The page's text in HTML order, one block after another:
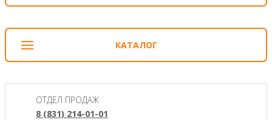
КАТАЛОГ
ОТДЕЛ ПРОДАЖ
8 (831) 214-01-01